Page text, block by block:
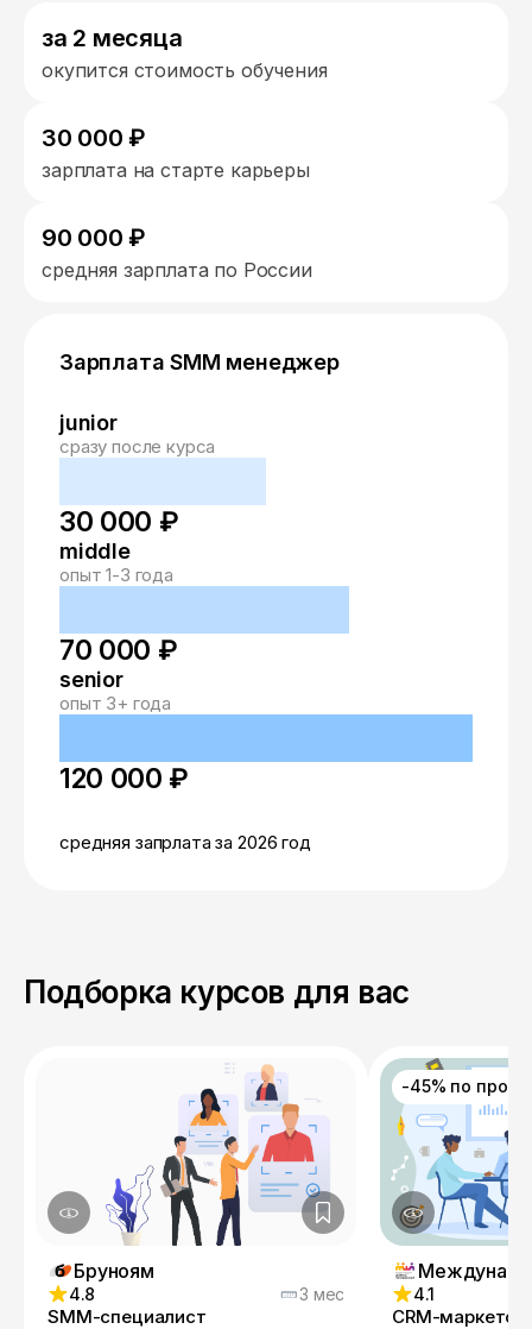
за 2 месяца
окупится стоимость обучения
30 000 ₽
зарплата на старте карьеры
90 000 ₽
средняя зарплата по России
Зарплата SMM менеджер
junior
сразу после курса
30 000 ₽
middle
опыт 1-3 года
70 000 ₽
senior
опыт 3+ года
120 000 ₽
средняя запрлата за 2026 год
Подборка курсов для вас
Бруноям
4.8 3 мес
SMM-специалист
-45% по
4.1
CRM-